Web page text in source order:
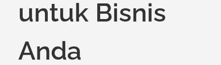
untuk Bisnis
Anda